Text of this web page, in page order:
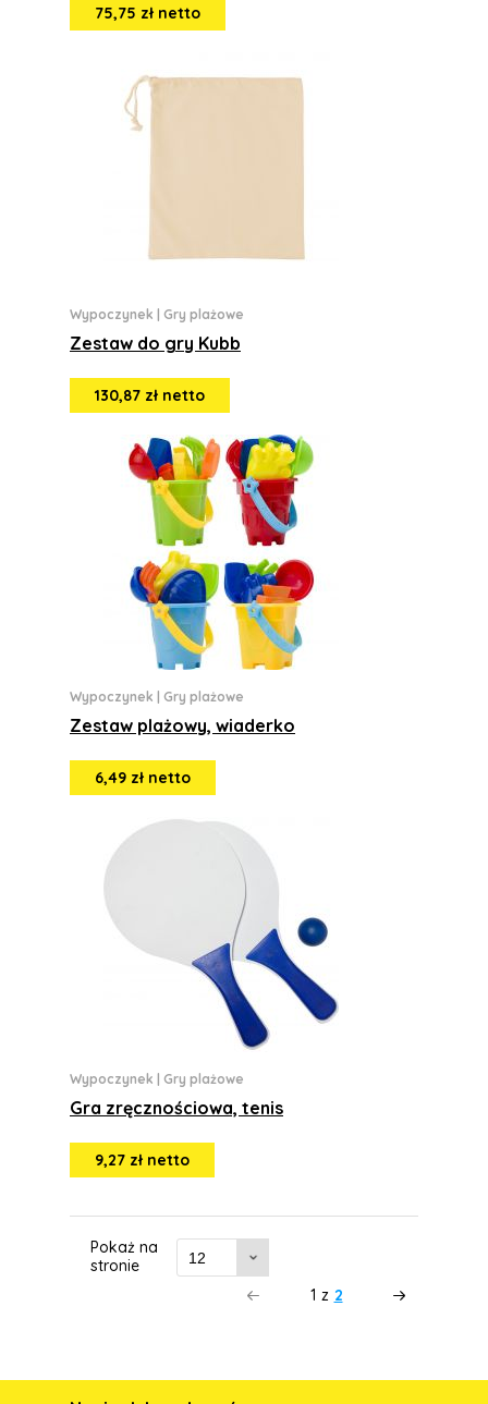
75,75 zł netto
Wypoczynek Gry plażowe
Zestaw do gry Kubb
130,87 zł netto
Wypoczynek Gry plażowe
Zestaw plażowy, wiaderko
6,49 zł netto
Wypoczynek Gry plażowe
Gra zręcznościowa, tenis
9,27 zł netto
Pokaż na
stronie
1 z 2